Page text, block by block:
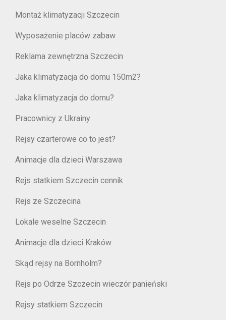
Montaż klimatyzacji Szczecin
Wyposażenie placów zabaw
Reklama zewnętrzna Szczecin
Jaka klimatyzacja do domu 150m2?
Jaka klimatyzacja do domu?
Pracownicy z Ukrainy
Rejsy czarterowe co to jest?
Animacje dla dzieci Warszawa
Rejs statkiem Szczecin cennik
Rejs ze Szczecina
Lokale weselne Szczecin
Animacje dla dzieci Kraków
Skąd rejsy na Bornholm?
Rejs po Odrze Szczecin wieczór panieński
Rejsy statkiem Szczecin